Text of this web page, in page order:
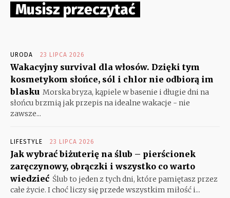
Musisz przeczytać
URODA 23 LIPCA 2026
Wakacyjny survival dla włosów. Dzięki tym
kosmetykom słońce, sól i chlor nie odbiorą im
blasku Morska bryza, kąpiele w basenie i długie dni na
słońcu brzmią jak przepis na idealne wakacje - nie
zawsze...
LIFESTYLE 23 LIPCA 2026
Jak wybrać biżuterię na ślub – pierścionek
zaręczynowy, obrączki i wszystko co warto
wiedzieć Ślub to jeden z tych dni, które pamiętasz przez
całe życie. I choć liczy się przede wszystkim miłość i...